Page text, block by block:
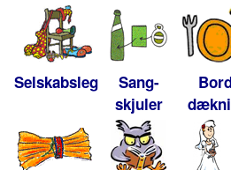
Selskabsleg
Sang-
skjuler